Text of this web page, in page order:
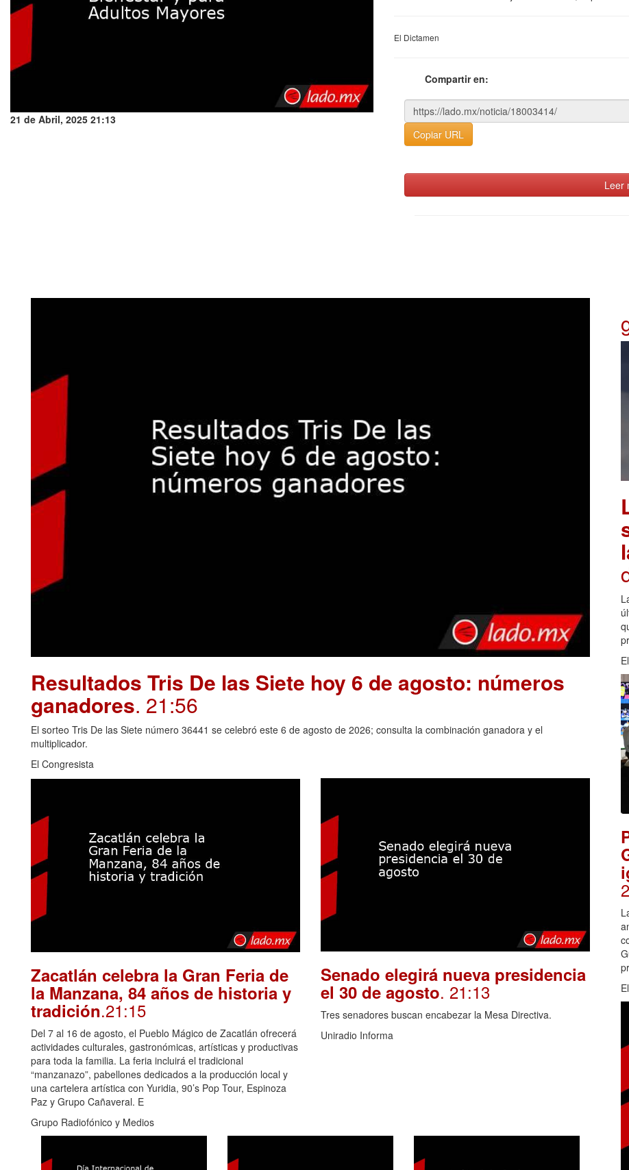
21 de Abril, 2025 21:13
El Dictamen
Compartir en:
Copiar URL
Leer
Resultados Tris De las Siete hoy 6 de agosto: números
ganadores. 21:56
El sorteo Tris De las Siete número 36441 se celebró este 6 de agosto de 2026; consulta la combinación ganadora y el
multiplicador.
El Congresista
Zacatlán celebra la Gran Feria de
la Manzana, 84 años de historia y
tradición.21:15
Del 7 al 16 de agosto, el Pueblo Mágico de Zacatlán ofrecerá
actividades culturales, gastronómicas, artísticas y productivas
para toda la familia. La feria incluirá el tradicional
“manzanazo”, pabellones dedicados a la producción local y
una cartelera artística con Yuridia, 90’s Pop Tour, Espinoza
Paz y Grupo Cañaveral. E
Grupo Radiofónico y Medios
Senado elegirá nueva presidencia
el 30 de agosto. 21:13
Tres senadores buscan encabezar la Mesa Directiva.
Uniradio Informa